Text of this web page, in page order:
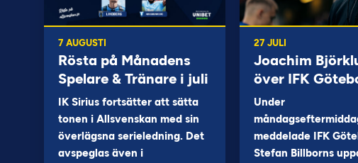
7 AUGUSTI
Rösta på Månadens
Spelare & Tränare i juli
IK Sirius fortsätter att sätta
tonen i Allsvenskan med sin
överlägsna serieledning. Det
avspeglas även i
27 JULI
Joachim
över IFK
Under
meddelade IFK
Stefan Billborns